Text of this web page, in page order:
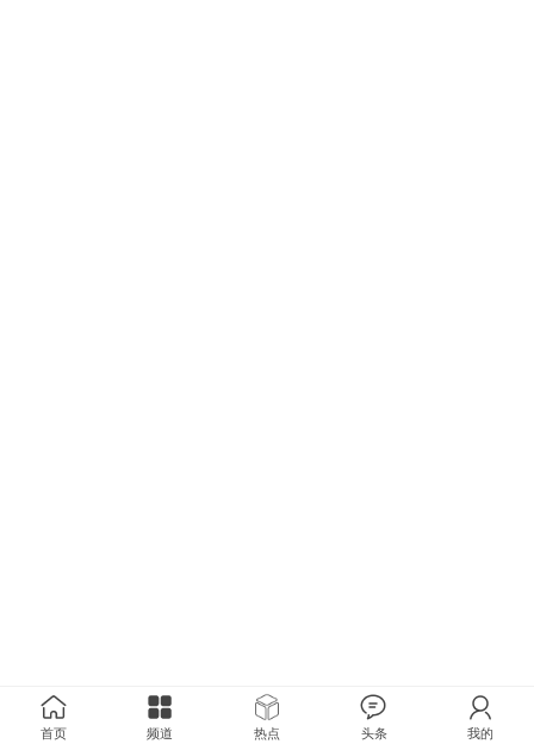
首页 频道 热点 头条 我的